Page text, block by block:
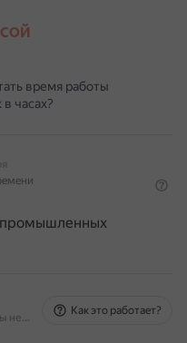
время работы
часах?
промышленных
На основе источников, возможны неточности
Как это работает?